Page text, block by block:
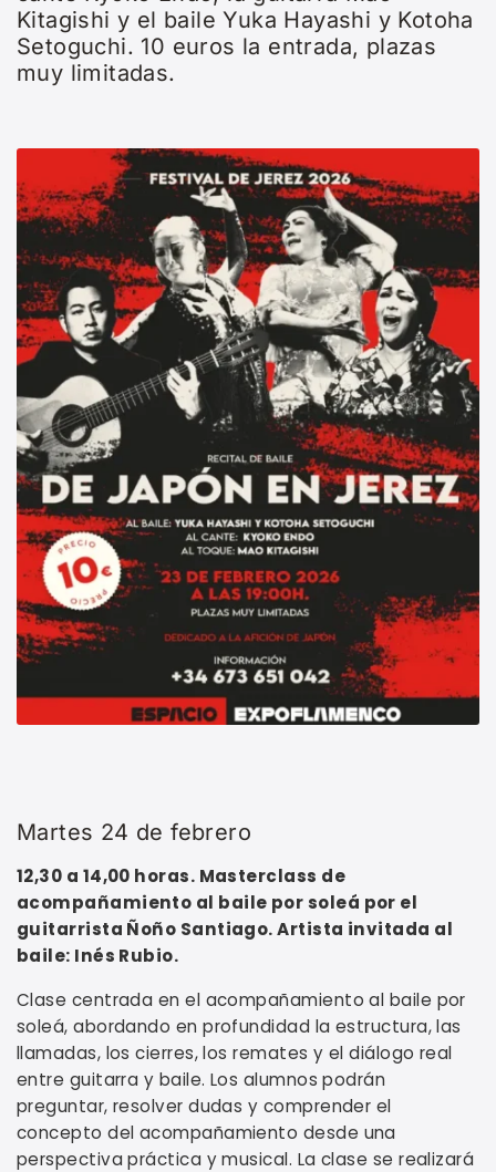
Kitagishi y el baile Yuka Hayashi y Kotoha
Setoguchi. 10 euros la entrada, plazas
muy limitadas.
Martes 24 de febrero
12,30 a 14,00 horas. Masterclass de
acompañamiento al baile por soleá por el
guitarrista Ñoño Santiago. Artista invitada al
baile: Inés Rubio.
Clase centrada en el acompañamiento al baile por
soleá, abordando en profundidad la estructura, las
llamadas, los cierres, los remates y el diálogo real
entre guitarra y baile. Los alumnos podrán
preguntar, resolver dudas y comprender el
concepto del acompañamiento desde una
perspectiva práctica y musical. La clase se realizará